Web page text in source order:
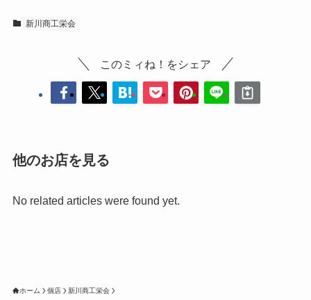
新川商工栄会
このミィね！をシェア
他のお店を見る
No related articles were found yet.
ホーム 個店 新川商工栄会